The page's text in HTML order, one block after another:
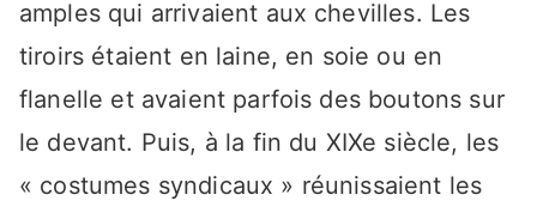
amples qui arrivaient aux chevilles. Les
tiroirs étaient en laine, en soie ou en
flanelle et avaient parfois des boutons sur
le devant. Puis, à la fin du XIXe siècle, les
« costumes syndicaux » réunissaient les